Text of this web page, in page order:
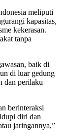
meliputi
kapasitas,
kekerasan.
tanpa
baik di
di luar gedung
dan perilaku
berinteraksi
diri dan
jaringannya,”